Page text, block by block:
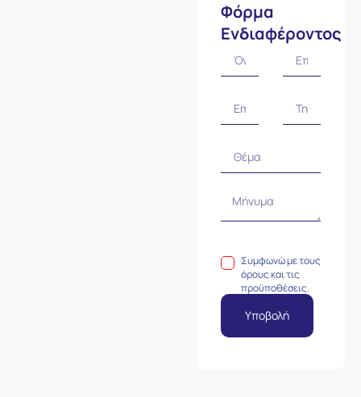
Φόρμα
Ενδιαφέροντος
Συμφωνώ με τους
όρους και τις
προϋποθέσεις.
Υποβολή